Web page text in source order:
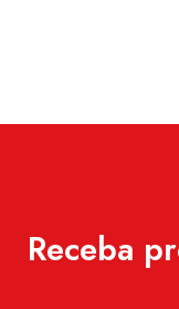
Receba